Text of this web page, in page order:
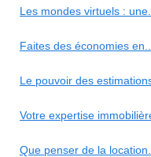
Les mondes virtuels : une...
Faites des économies en...
Le pouvoir des
Votre expertise
Que penser de la location...